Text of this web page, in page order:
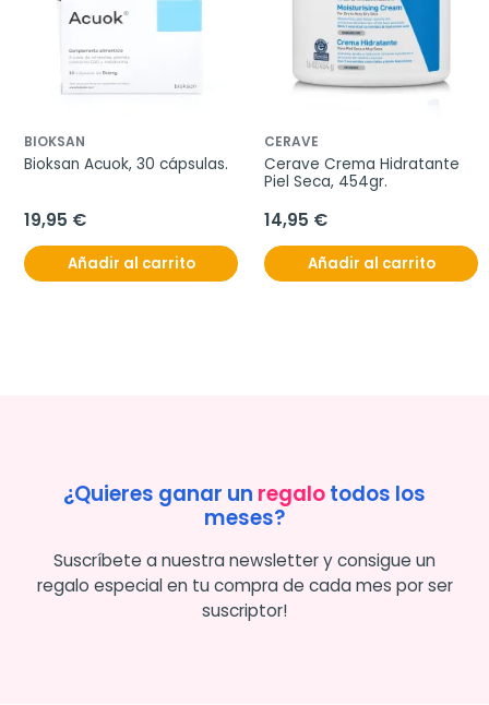
BIOKSAN
Bioksan Acuok, 30 cápsulas.
19,95 €
Añadir al carrito
CERAVE
Cerave Crema Hidratante
Piel Seca, 454gr.
14,95 €
Añadir al carrito
¿Quieres ganar un regalotodos los
meses?
Suscríbete a nuestra newsletter y consigue un
regalo especial en tu compra de cada mes por ser
suscriptor!